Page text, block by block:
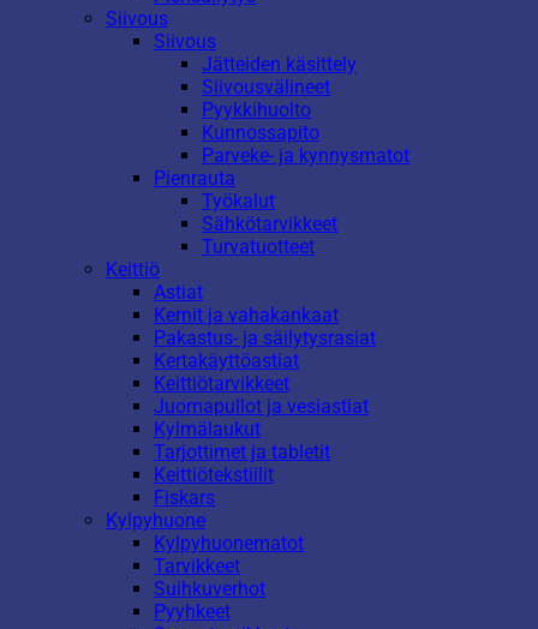
Siivous
Siivous
Jätteiden käsittely
Siivousvälineet
Pyykkihuolto
Kunnossapito
Parveke- ja kynnysmatot
Pienrauta
Työkalut
Sähkötarvikkeet
Turvatuotteet
Keittiö
Astiat
Kernit ja vahakankaat
Pakastus- ja säilytysrasiat
Kertakäyttöastiat
Keittiötarvikkeet
Juomapullot ja vesiastiat
Kylmälaukut
Tarjottimet ja tabletit
Keittiötekstiilit
Fiskars
Kylpyhuone
Kylpyhuonematot
Tarvikkeet
Suihkuverhot
Pyyhkeet